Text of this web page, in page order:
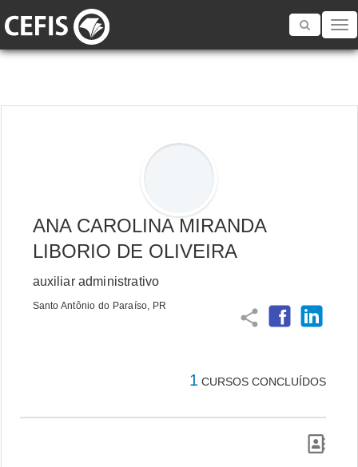
Toggle
ANA CAROLINA MIRANDA
LIBORIO DE OLIVEIRA
auxiliar administrativo
Santo Antônio do Paraíso, PR
share
1 CURSOS CONCLUÍDOS